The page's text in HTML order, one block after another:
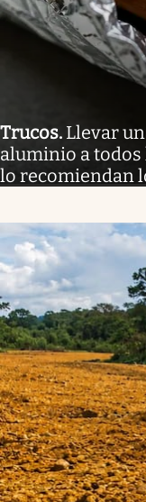
Trucos. Llevar
aluminio a todos
lo recomiendan